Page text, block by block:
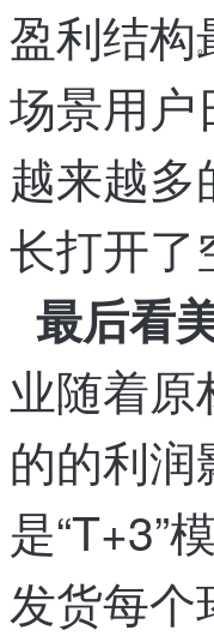
盈利结构。
场景用户
越来越多
长打开了
最后看
业。
随着原
的的利润
是“T+3”
发货，
每个